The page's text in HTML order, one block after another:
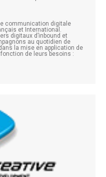
communication digitale
et International.
digitaux d’inbound et
au quotidien de
la mise en application de
de leurs besoins :